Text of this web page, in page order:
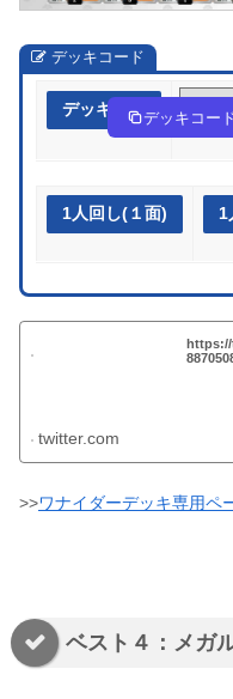
デッキコード
デッキ作成デッキコー
1人回し(１面) 1
twitter.com
>>ワナイダーデッキ専用ペ
ベスト４：メガ